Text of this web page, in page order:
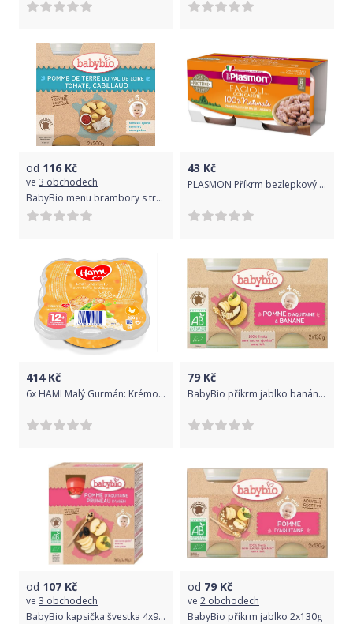
od 116 Kč
ve 3 obchodech
BabyBio menu brambory s treskou 2x200g
43 Kč
PLASMON Příkrm bezlepkový zeleninový s fazolemi a mrkví 8m+ 2 x 80 g
414Kč
6x HAMI Malý Gurmán: Krémové rizoto s mrkví a hráškem (230 g)
79 Kč
BabyBio příkrm jablko banán 2x130g
od 107 Kč
ve 3 obchodech
BabyBio kapsička švestka 4x90g
od 79 Kč
ve 2 obchodech
BabyBio příkrm jablko 2x130g